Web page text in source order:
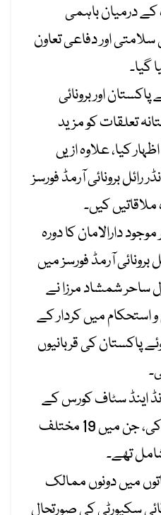
درمیان باہمی
اور دفاعی تعاون
گیا۔
اور برونائی
تعلقات کو مزید
کیا، علاوہ ازیں
رائل برونائی آرمڈ فورسز
کیں۔
دارالامان کا دورہ
آرمڈ فورسز میں
ساحر شمشاد مرزا نے
استحکام میں کردار کے
پاکستان کی قربانیوں
اینڈ سٹاف کورس کے
طلبہ سے بھی بات چیت کی، جن میں 19 مختلف
تھے۔
میں دونوں ممالک
سکیورٹی کی صورتحال